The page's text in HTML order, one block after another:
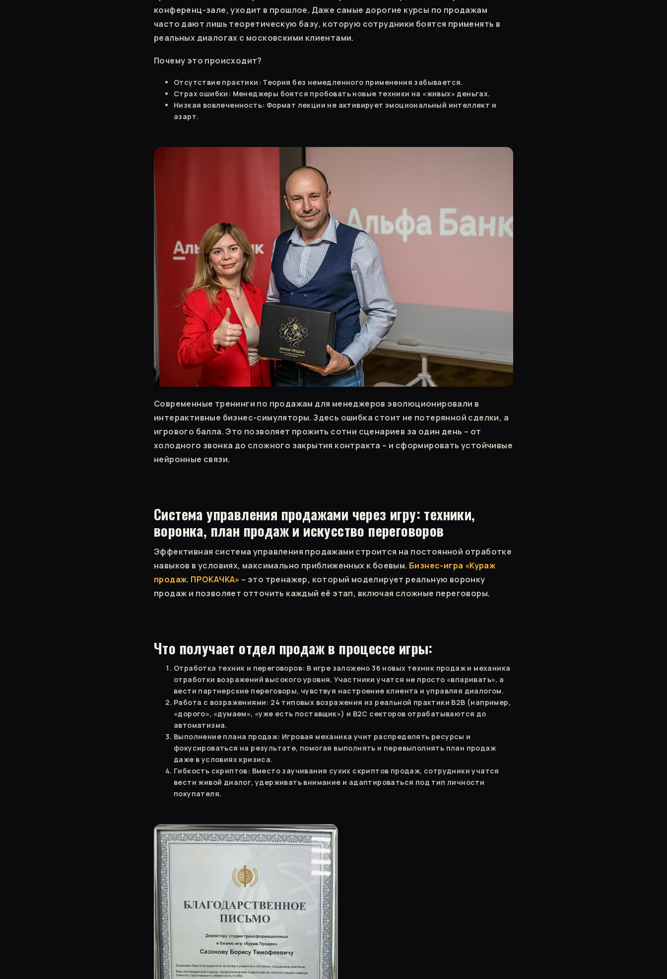
конференц-зале, уходит в прошлое. Даже самые дорогие курсы по продажам
часто дают лишь теоретическую базу, которую сотрудники боятся применять в
реальных диалогах с московскими клиентами.
Почему это происходит?
Отсутствие практики: Теория без немедленного применения забывается.
Страх ошибки: Менеджеры боятся пробовать новые техники на «живых» деньгах.
Низкая вовлеченность: Формат лекции не активирует эмоциональный интеллект и
азарт.
Современные тренинги по продажам для менеджеров эволюционировали в
интерактивные бизнес-симуляторы. Здесь ошибка стоит не потерянной сделки, а
игрового балла. Это позволяет прожить сотни сценариев за один день – от
холодного звонка до сложного закрытия контракта – и сформировать устойчивые
нейронные связи.
Система управления продажами через игру: техники,
воронка, план продаж и искусство переговоров
Эффективная система управления продажами строится на постоянной отработке
навыков в условиях, максимально приближенных к боевым. Бизнес-игра «Кураж
продаж. ПРОКАЧКА» – это тренажер, который моделирует реальную воронку
продаж и позволяет отточить каждый её этап, включая сложные переговоры.
Что получает отдел продаж в процессе игры:
Отработка техник и переговоров: В игре заложено 36 новых техник продаж и механика
отработки возражений высокого уровня. Участники учатся не просто «впаривать», а
вести партнерские переговоры, чувствуя настроение клиента и управляя диалогом.
Работа с возражениями: 24 типовых возражения из реальной практики B2B (например,
«дорого», «думаем», «уже есть поставщик») и B2C секторов отрабатываются до
автоматизма.
Выполнение плана продаж: Игровая механика учит распределять ресурсы и
фокусироваться на результате, помогая выполнять и перевыполнять план продаж
даже в условиях кризиса.
Гибкость скриптов: Вместо заучивания сухих скриптов продаж, сотрудники учатся
вести живой диалог, удерживать внимание и адаптироваться под тип личности
покупателя.